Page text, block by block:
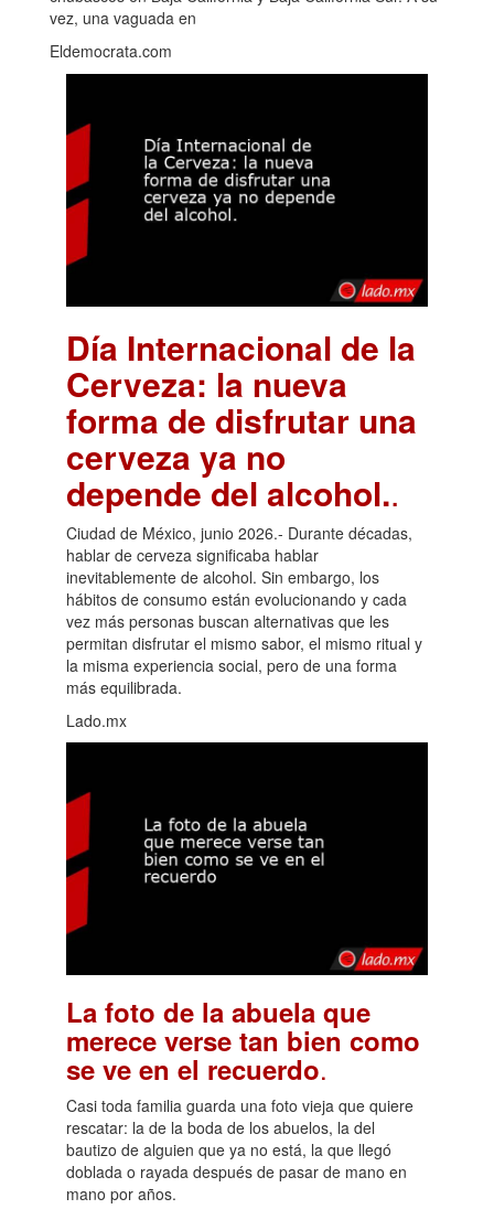
vez, una vaguada en
Eldemocrata.com
Día Internacional de la
Cerveza: la nueva
forma de disfrutar una
cerveza ya no
depende del alcohol..
Ciudad de México, junio 2026.- Durante décadas,
hablar de cerveza significaba hablar
inevitablemente de alcohol. Sin embargo, los
hábitos de consumo están evolucionando y cada
vez más personas buscan alternativas que les
permitan disfrutar el mismo sabor, el mismo ritual y
la misma experiencia social, pero de una forma
más equilibrada.
Lado.mx
La foto de la abuela que
merece verse tan bien como
se ve en el recuerdo.
Casi toda familia guarda una foto vieja que quiere
rescatar: la de la boda de los abuelos, la del
bautizo de alguien que ya no está, la que llegó
doblada o rayada después de pasar de mano en
mano por años.